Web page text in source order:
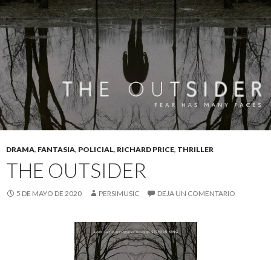
DRAMA, FANTASIA, POLICIAL, RICHARD PRICE, THRILLER
THE OUTSIDER
5 DE MAYO DE 2020 PERSIMUSIC DEJA UN COMENTARIO